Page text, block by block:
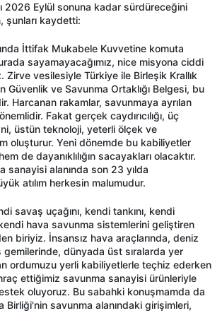
2026 Eylül sonuna kadar sürdüreceğini
şunları kaydetti:
İttifak Mukabele Kuvvetine komuta
sayamayacağımız, nice misyona ciddi
Zirve vesilesiyle Türkiye ile Birleşik Krallık
Güvenlik ve Savunma Ortaklığı Belgesi, bu
Harcanan rakamlar, savunmaya ayrılan
Fakat gerçek caydırıcılığı, üç
üstün teknoloji, yeterli ölçek ve
oluşturur. Yeni dönemde bu kabiliyetler
hem de dayanıklılığın sacayakları olacaktır.
sanayisi alanında son 23 yılda
atılım herkesin malumudur.
savaş uçağını, kendi tankını, kendi
hava savunma sistemlerini geliştiren
biriyiz. İnsansız hava araçlarında, deniz
gemilerinde, dünyada üst sıralarda yer
ordumuzu yerli kabiliyetlerle teçhiz ederken
ettiğimiz savunma sanayisi ürünleriyle
oluyoruz. Bu sabahki konuşmamda da
Birliği'nin savunma alanındaki girişimleri,